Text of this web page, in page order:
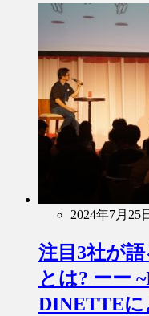
2024年7月25
注目3社が
とは? ーー
DINETTEに